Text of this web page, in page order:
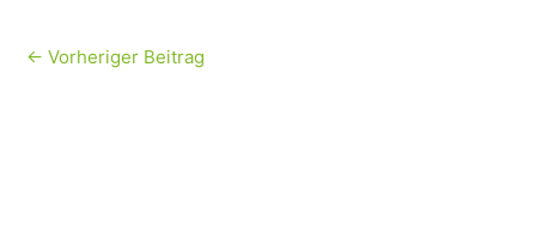
← Vorheriger Beitrag